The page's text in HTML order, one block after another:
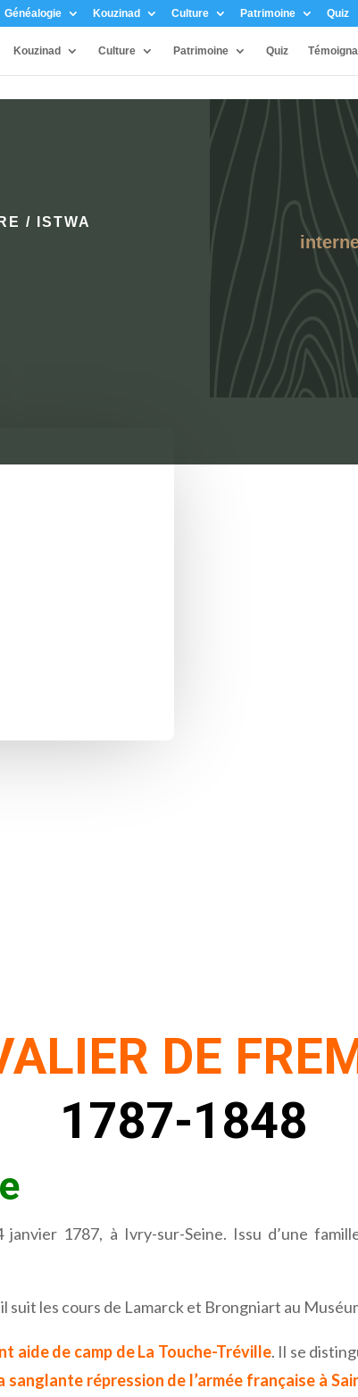
Généalogie Kouzinad Culture Patrimoine Quiz
Kouzinad Culture Patrimoine Quiz
/ ISTWA
DE
1787-1848
1787, à Ivry-sur-Seine. Issu d’une
suit les cours de Lamarck et Brongniart au
aide de camp de La Touche-Tréville. Il se
sanglante répression de l’armée française à